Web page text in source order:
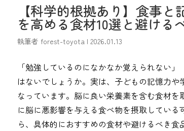
【科学的根拠あり】食事
を高める食材10選と避ける
執筆者 forest-toyota | 2026.01.13
「勉強しているのになかなか覚えられない
はないでしょうか。実は、子どもの記憶力
なっています。脳に良い栄養素を含む食材
に脳に悪影響を与える食べ物を摂取してい
ら、具体的におすすめの食材や避けるべき